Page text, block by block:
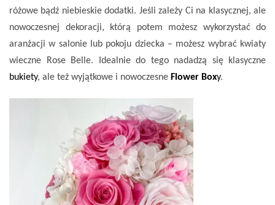
różowe bądź niebieskie dodatki. Jeśli zależy Ci na klasycznej, ale
nowoczesnej dekoracji, którą potem możesz wykorzystać do
aranżacji w salonie lub pokoju dziecka – możesz wybrać kwiaty
wieczne Rose Belle. Idealnie do tego nadadzą się klasyczne
bukiety, ale też wyjątkowe i nowoczesne Flower Boxy.